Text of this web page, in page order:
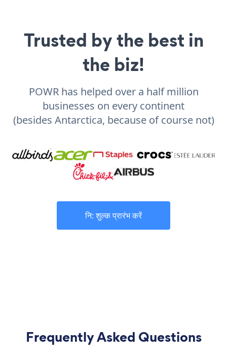
Trusted by the best in
the biz!
POWR has helped over a half million
businesses on every continent
(besides Antarctica, because of course not)
नि: शुल्क प्रारंभ करें
Frequently Asked Questions